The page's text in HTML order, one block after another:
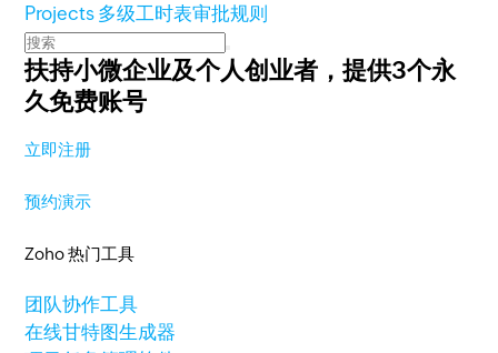
Projects 多级工时表审批规则
扶持小微企业及个人创业者，提供3个永
久免费账号
立即注册
预约演示
Zoho 热门工具
团队协作工具
在线甘特图生成器